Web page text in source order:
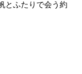
とふたりで会う約